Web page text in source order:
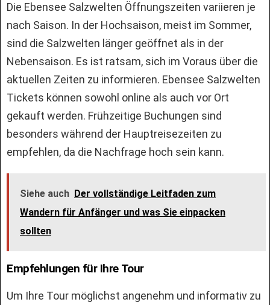
Die Ebensee Salzwelten Öffnungszeiten variieren je
nach Saison. In der Hochsaison, meist im Sommer,
sind die Salzwelten länger geöffnet als in der
Nebensaison. Es ist ratsam, sich im Voraus über die
aktuellen Zeiten zu informieren. Ebensee Salzwelten
Tickets können sowohl online als auch vor Ort
gekauft werden. Frühzeitige Buchungen sind
besonders während der Hauptreisezeiten zu
empfehlen, da die Nachfrage hoch sein kann.
Siehe auch Der vollständige Leitfaden zum
Wandern für Anfänger und was Sie einpacken
sollten
Empfehlungen für Ihre Tour
Um Ihre Tour möglichst angenehm und informativ zu